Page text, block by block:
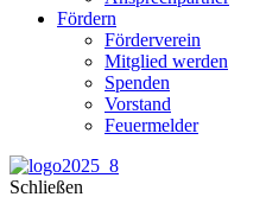
Fördern
Förderverein
Mitglied werden
Spenden
Vorstand
Feuermelder
Schließen